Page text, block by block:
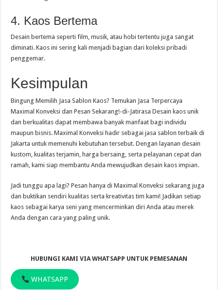
4. Kaos Bertema
Desain bertema seperti film, musik, atau hobi tertentu juga sangat
diminati. Kaos ini sering kali menjadi bagian dari koleksi pribadi
penggemar.
Kesimpulan
Bingung Memilih Jasa Sablon Kaos? Temukan Jasa Terpercaya
Maximal Konveksi dan Pesan Sekarang!-di-Jatirasa Desain kaos unik
dan berkualitas dapat membawa banyak manfaat bagi individu
maupun bisnis. Maximal Konveksi hadir sebagai jasa sablon terbaik di
Jakarta untuk memenuhi kebutuhan tersebut. Dengan layanan desain
kustom, kualitas terjamin, harga bersaing, serta pelayanan cepat dan
ramah, kami siap membantu Anda mewujudkan desain kaos impian.
Jadi tunggu apa lagi? Pesan hanya di Maximal Konveksi sekarang juga
dan buktikan sendiri kualitas serta kreativitas tim kami! Jadikan setiap
kaos sebagai karya seni yang mencerminkan diri Anda atau merek
Anda dengan cara yang paling unik.
HUBUNGI KAMI VIA WHATSAPP UNTUK PEMESANAN
WHATSAPP